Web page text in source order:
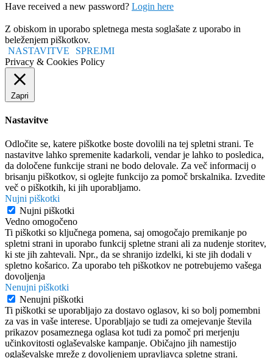
Have received a new password? Login here
Z obiskom in uporabo spletnega mesta soglašate z uporabo in
beleženjem piškotkov.
NASTAVITVE
SPREJMI
Privacy & Cookies Policy
Zapri
Nastavitve
Odločite se, katere piškotke boste dovolili na tej spletni strani. Te
nastavitve lahko spremenite kadarkoli, vendar je lahko to posledica,
da določene funkcije strani ne bodo delovale. Za več informacij o
brisanju piškotkov, si oglejte funkcijo za pomoč brskalnika. Izvedite
več o piškotkih, ki jih uporabljamo.
Nujni piškotki
Nujni piškotki
Vedno omogočeno
Ti piškotki so ključnega pomena, saj omogočajo premikanje po
spletni strani in uporabo funkcij spletne strani ali za nudenje storitev,
ki ste jih zahtevali. Npr., da se shranijo izdelki, ki ste jih dodali v
spletno košarico. Za uporabo teh piškotkov ne potrebujemo vašega
dovoljenja
Nenujni piškotki
Nenujni piškotki
Ti piškotki se uporabljajo za dostavo oglasov, ki so bolj pomembni
za vas in vaše interese. Uporabljajo se tudi za omejevanje števila
prikazov posameznega oglasa kot tudi za pomoč pri merjenju
učinkovitosti oglaševalske kampanje. Običajno jih namestijo
oglaševalske mreže z dovoljenjem upravljavca spletne strani.